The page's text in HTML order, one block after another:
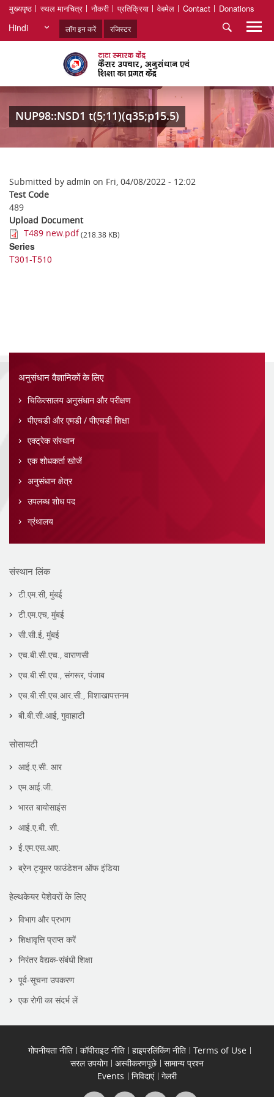
मुख्यपृष्ठ स्थल मानचित्र नौकरी प्रतिक्रिया वेबमेल Contact Donations
Hindi लॉग इन करें रजिस्टर
NUP98::NSD1 t(5;11)(q35;p15.5)
Submitted by admin on Fri, 04/08/2022 - 12:02
Test Code
489
Upload Document
T489 new.pdf(218.38 KB)
Series
T301-T510
अनुसंधान वैज्ञानिकों के लिए
चिकित्सालय अनुसंधान और परीक्षण
पीएचडी और एमडी / पीएचडी शिक्षा
एक्ट्रेक संस्थान
एक शोधकर्ता खोजें
अनुसंधान क्षेत्र
उपलब्ध शोध पद
ग्रंथालय
संस्थान लिंक
टी.एम.सी, मुंबई
टी.एम.एच, मुंबई
सी.सी.ई, मुंबई
एच.बी.सी.एच., वाराणसी
एच.बी.सी.एच., संगरूर, पंजाब
एच.बी.सी.एच.आर.सी., विशाखापत्तनम
बी.बी.सी.आई, गुवाहाटी
सोसायटी
आई.ए.सी. आर
एम.आई.जी.
भारत बायोसाइंस
आई.ए.बी. सी.
ई.एम.एस.आए.
ब्रेन ट्यूमर फाउंडेशन ऑफ इंडिया
हेल्थकेयर पेशेवरों के लिए
विभाग और प्रभाग
शिक्षावृत्ति प्राप्त करें
निरंतर वैद्यक-संबंधी शिक्षा
पूर्व-सूचना उपकरण
एक रोगी का संदर्भ लें
गोपनीयता नीति कॉपीराइट नीति हाइपरलिंकिंग नीति
Terms of Use
सरल उपयोग
अस्वीकरणपूछे
सामान्य प्रश्न
Events
निविदाएं गेलरी